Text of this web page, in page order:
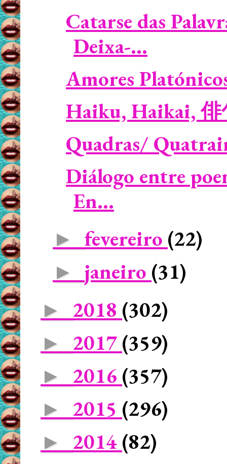
Catarse das
Deixa-...
Amores
Haiku, Haikai, 俳
Quadras/
Diálogo entre
En...
► fevereiro (22)
► janeiro (31)
► 2018 (302)
► 2017 (359)
► 2016 (357)
► 2015 (296)
► 2014 (82)